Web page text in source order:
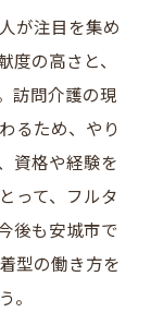
が注目を集め
度の高さと、
訪問介護の現
るため、やり
資格や経験を
って、フルタ
後も安城市で
型の働き方を
。